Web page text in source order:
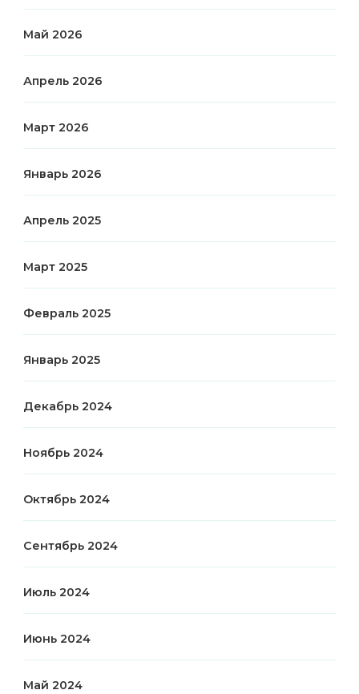
Май 2026
Апрель 2026
Март 2026
Январь 2026
Апрель 2025
Март 2025
Февраль 2025
Январь 2025
Декабрь 2024
Ноябрь 2024
Октябрь 2024
Сентябрь 2024
Июль 2024
Июнь 2024
Май 2024